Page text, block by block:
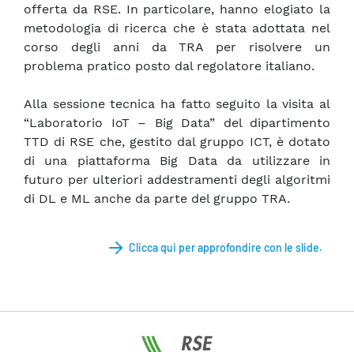
offerta da RSE. In particolare, hanno elogiato la
metodologia di ricerca che è stata adottata nel
corso degli anni da TRA per risolvere un
problema pratico posto dal regolatore italiano.
Alla sessione tecnica ha fatto seguito la visita al
“Laboratorio IoT – Big Data” del dipartimento
TTD di RSE che, gestito dal gruppo ICT, è dotato
di una piattaforma Big Data da utilizzare in
futuro per ulteriori addestramenti degli algoritmi
di DL e ML anche da parte del gruppo TRA.
Clicca qui per approfondire con le slide.